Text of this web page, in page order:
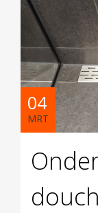
04
MRT